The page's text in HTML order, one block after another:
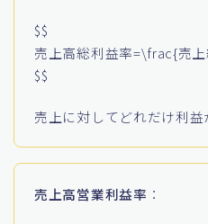
$$
売上高総利益率=\frac{売
$$
売上に対してどれだけ利
売上高営業利益率 ：